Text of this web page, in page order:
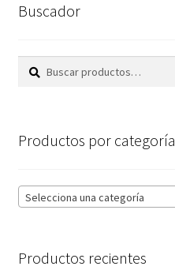
Buscador
Buscar
Buscar
Productos por categoría
Selecciona una categoría
Productos recientes